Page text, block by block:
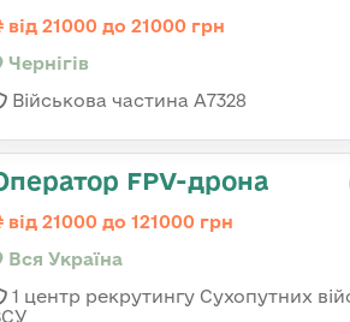
від 21000 до 21000 грн
Чернігів
Військова частина А7328
FPV-дрона
від 21000 до 121000 грн
Вся Україна
1 центр рекрутингу Сухопутних